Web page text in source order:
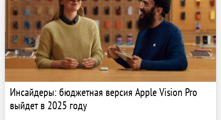
Инсайдеры: бюджетная версия Apple Vision Pro
выйдет в 2025 году